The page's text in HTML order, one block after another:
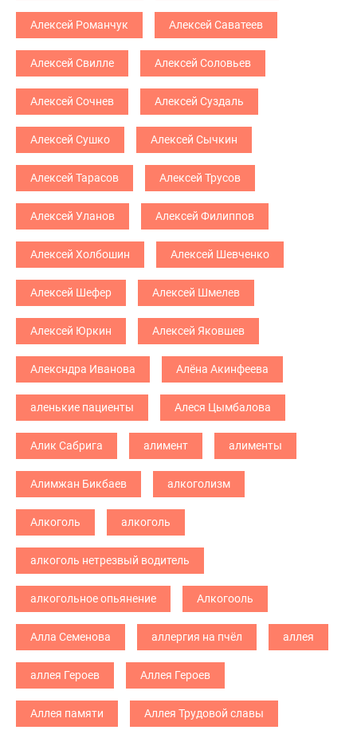
Алексей Романчук Алексей Саватеев
Алексей Свилле Алексей Соловьев
Алексей Сочнев Алексей Суздаль
Алексей Сушко Алексей Сычкин
Алексей Тарасов Алексей Трусов
Алексей Уланов Алексей Филиппов
Алексей Холбошин Алексей Шевченко
Алексей Шефер Алексей Шмелев
Алексей Юркин Алексей Яковшев
Алексндра Иванова Алёна Акинфеева
аленькие пациенты Алеся Цымбалова
Алик Сабрига алимент алименты
Алимжан Бикбаев алкоголизм
Алкоголь алкоголь
алкоголь нетрезвый водитель
алкогольное опьянение Алкогооль
Алла Семенова аллергия на пчёл аллея
аллея Героев Аллея Героев
Аллея памяти Аллея Трудовой славы